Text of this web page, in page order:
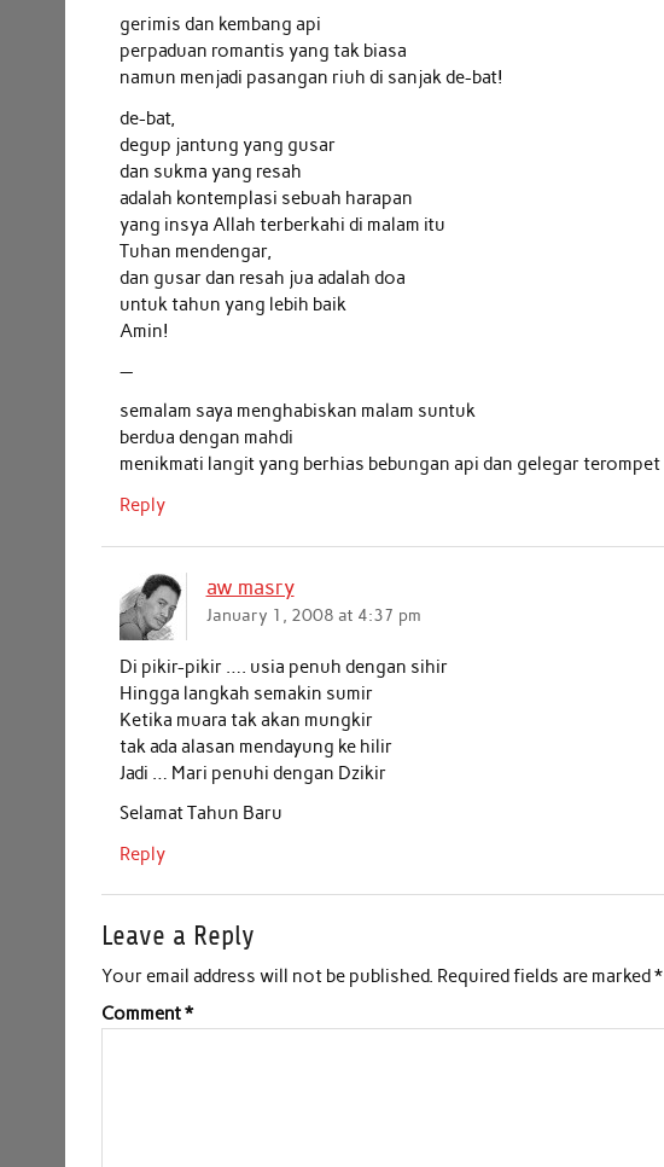
gerimis dan kembang api
perpaduan romantis yang tak biasa
namun menjadi pasangan riuh di sanjak de-bat!
de-bat,
degup jantung yang gusar
dan sukma yang resah
adalah kontemplasi sebuah harapan
yang insya Allah terberkahi di malam itu
Tuhan mendengar,
dan gusar dan resah jua adalah doa
untuk tahun yang lebih baik
Amin!
—
semalam saya menghabiskan malam suntuk
berdua dengan mahdi
menikmati langit yang berhias bebungan api dan gelegar terompet
Reply
aw masry
January 1, 2008 at 4:37 pm
Di pikir-pikir …. usia penuh dengan sihir
Hingga langkah semakin sumir
Ketika muara tak akan mungkir
tak ada alasan mendayung ke hilir
Jadi … Mari penuhi dengan Dzikir
Selamat Tahun Baru
Reply
Leave a Reply
Your email address will not be published. Required fields are marked*
Comment*